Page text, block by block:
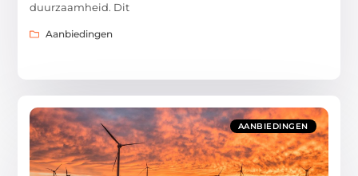
duurzaamheid. Dit
Aanbiedingen
AANBIEDINGEN